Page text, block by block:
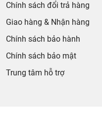
Chính sách đổi trả hàng
Giao hàng & Nhận hàng
Chính sách bảo hành
Chính sách bảo mật
Trung tâm hỗ trợ